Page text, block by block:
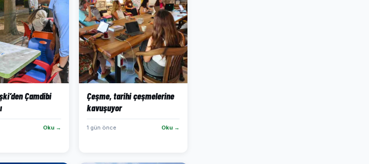
Çamdibi
Oku →
Çeşme, tarihi çeşmelerine
kavuşuyor
1 gün önce Oku →